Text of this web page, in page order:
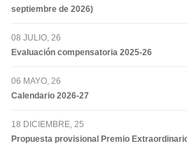
septiembre de 2026)
08 JULIO, 26
Evaluación compensatoria 2025-26
06 MAYO, 26
Calendario 2026-27
18 DICIEMBRE, 25
Propuesta provisional Premio